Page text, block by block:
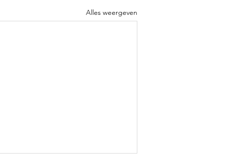
Alles weergeven